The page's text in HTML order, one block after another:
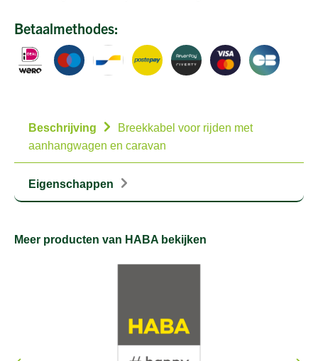
Betaalmethodes:
Beschrijving
Breekkabel voor rijden met
aanhangwagen en caravan
Eigenschappen
Meer producten van HABA bekijken